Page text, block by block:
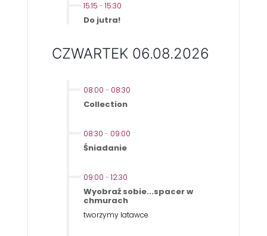
15:15 - 15:30
Do jutra!
CZWARTEK 06.08.2026
08:00 - 08:30
Collection
08:30 - 09:00
Śniadanie
09:00 - 12:30
Wyobraź sobie...spacer w
chmurach
tworzymy latawce